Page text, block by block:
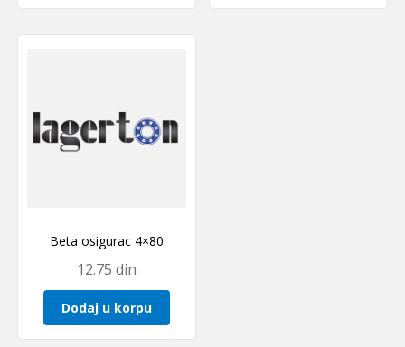
Beta osigurac 4×80
12.75 din
Dodaj u korpu